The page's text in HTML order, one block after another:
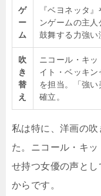
ゲ
ー
ム
『ベヨネッタ
ンゲームの主
鼓舞する力強い
吹
き
替
え
ニコール・キ
イト・ベッキ
を担当。「強
確立。
私は特に、洋画の
た。ニコール・キ
せ持つ女優の声と
からです。